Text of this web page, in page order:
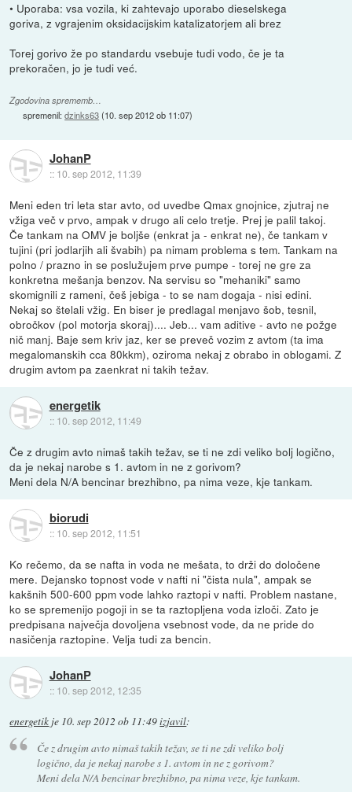
• Uporaba: vsa vozila, ki zahtevajo uporabo dieselskega
goriva, z vgrajenim oksidacijskim katalizatorjem ali brez
Torej gorivo že po standardu vsebuje tudi vodo, če je ta
prekoračen, jo je tudi već.
Zgodovina sprememb…
spremenil:dzinks63(10. sep 2012 ob 11:07)
JohanP
:: 10. sep 2012, 11:39
Meni eden tri leta star avto, od uvedbe Qmax gnojnice, zjutraj ne
vžiga več v prvo, ampak v drugo ali celo tretje. Prej je palil takoj.
Če tankam na OMV je boljše (enkrat ja - enkrat ne), če tankam v
tujini (pri jodlarjih ali švabih) pa nimam problema s tem. Tankam na
polno / prazno in se poslužujem prve pumpe - torej ne gre za
konkretna mešanja benzov. Na servisu so "mehaniki" samo
skomignili z rameni, češ jebiga - to se nam dogaja - nisi edini.
Nekaj so štelali vžig. En biser je predlagal menjavo šob, tesnil,
obročkov (pol motorja skoraj).... Jeb... vam aditive - avto ne požge
nič manj. Baje sem kriv jaz, ker se preveč vozim z avtom (ta ima
megalomanskih cca 80kkm), oziroma nekaj z obrabo in oblogami. Z
drugim avtom pa zaenkrat ni takih težav.
energetik
:: 10. sep 2012, 11:49
Če z drugim avto nimaš takih težav, se ti ne zdi veliko bolj logično,
da je nekaj narobe s 1. avtom in ne z gorivom?
Meni dela N/A bencinar brezhibno, pa nima veze, kje tankam.
biorudi
:: 10. sep 2012, 11:51
Ko rečemo, da se nafta in voda ne mešata, to drži do določene
mere. Dejansko topnost vode v nafti ni "čista nula", ampak se
kakšnih 500-600 ppm vode lahko raztopi v nafti. Problem nastane,
ko se spremenijo pogoji in se ta raztopljena voda izloči. Zato je
predpisana največja dovoljena vsebnost vode, da ne pride do
nasičenja raztopine. Velja tudi za bencin.
JohanP
:: 10. sep 2012, 12:35
energetik je 10. sep 2012 ob 11:49izjavil:
Če z drugim avto nimaš takih težav, se ti ne zdi veliko bolj
logično, da je nekaj narobe s 1. avtom in ne z gorivom?
Meni dela N/A bencinar brezhibno, pa nima veze, kje tankam.